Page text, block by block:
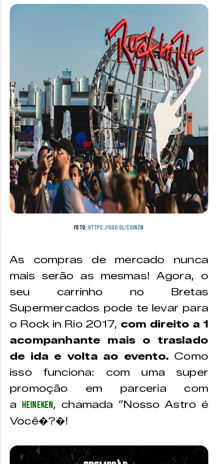
Foto: https://goo.gl/cuInzM
As compras de mercado nunca
mais serão as mesmas! Agora, o
seu carrinho no Bretas
Supermercados pode te levar para
o Rock in Rio 2017, com direito a 1
acompanhante mais o traslado
de ida e volta ao evento. Como
isso funciona: com uma super
promoção em parceria com
a Heineken, chamada “Nosso Astro é
Você�?�!